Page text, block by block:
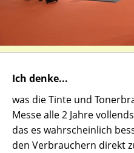
Ich denke...
was die Tinte und
Messe alle 2 Jahre
das es wahrscheinlich
den Verbrauchern direkt